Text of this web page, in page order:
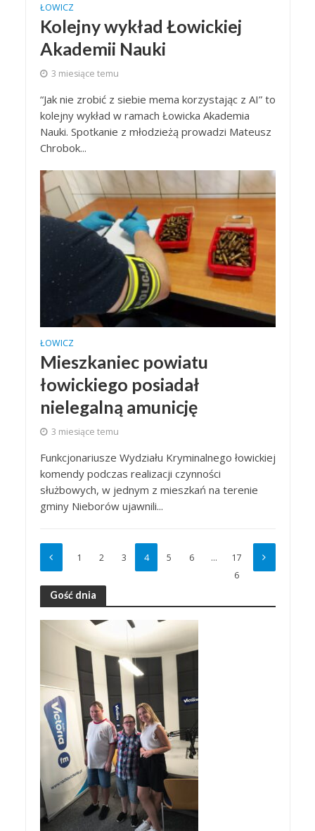
ŁOWICZ
Kolejny wykład Łowickiej
Akademii Nauki
3 miesiące temu
“Jak nie zrobić z siebie mema korzystając z AI” to
kolejny wykład w ramach Łowicka Akademia
Nauki. Spotkanie z młodzieżą prowadzi Mateusz
Chrobok...
ŁOWICZ
Mieszkaniec powiatu
łowickiego posiadał
nielegalną amunicję
3 miesiące temu
Funkcjonariusze Wydziału Kryminalnego łowickiej
komendy podczas realizacji czynności
służbowych, w jednym z mieszkań na terenie
gminy Nieborów ujawnili...
1 2 3 4 5 6 …
17
6
Gość dnia